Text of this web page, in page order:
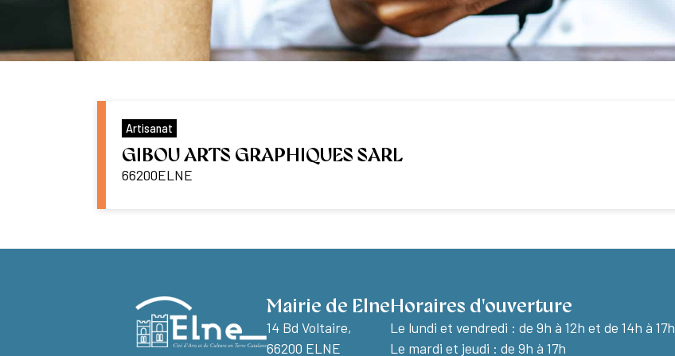
Artisanat
GIBOU ARTS GRAPHIQUES SARL
66200ELNE
Mairie de Elne
14 Bd Voltaire,
66200 ELNE
Horaires d'ouverture
Le lundi et vendredi : de 9h à 12h et de 14h à 17h
Le mardi et jeudi : de 9h à 17h